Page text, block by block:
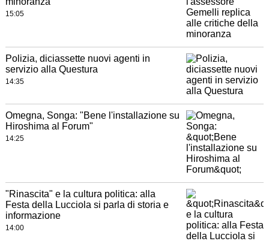
15:05
Polizia, diciassette nuovi agenti in
servizio alla Questura
14:35
Omegna, Songa: "Bene l'installazione su
Hiroshima al Forum"
14:25
"Rinascita" e la cultura politica: alla
Festa della Lucciola si parla di storia e
informazione
14:00